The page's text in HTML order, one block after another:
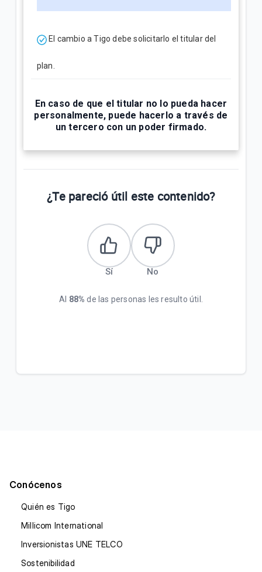
El cambio a Tigo debe solicitarlo el titular del
plan.
En caso de que el titular no lo pueda hacer
personalmente, puede hacerlo a través de
un tercero con un poder firmado.
¿Te pareció útil este contenido?
Sí No
Al 88% de las personas les resulto útil.
Conócenos
Quién es Tigo
Millicom International
Inversionistas UNE TELCO
Sostenibilidad